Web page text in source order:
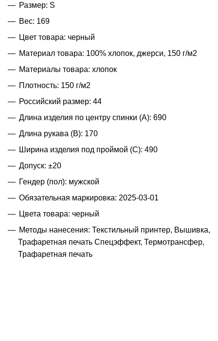
Размер: S
Вес: 169
Цвет товара: черный
Материал товара: 100% хлопок, джерси, 150 г/м2
Материалы товара: хлопок
Плотность: 150 г/м2
Российский размер: 44
Длина изделия по центру спинки (A): 690
Длина рукава (B): 170
Ширина изделия под проймой (С): 490
Допуск: ±20
Гендер (пол): мужской
Обязательная маркировка: 2025-03-01
Цвета товара: черный
Методы нанесения: Текстильный принтер, Вышивка,
Трафаретная печать Спецэффект, Термотрансфер,
Трафаретная печать